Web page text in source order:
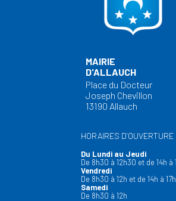
MAIRIE
D'ALLAUCH
Place du Docteur
Joseph Chevillon
13190 Allauch
HORAIRES D’OUVERTURE
Du Lundi au Jeudi
De 8h30 à 12h30 et de 14h à
Vendredi
De 8h30 à 12h et de 14h à
Samedi
De 8h30 à 12h